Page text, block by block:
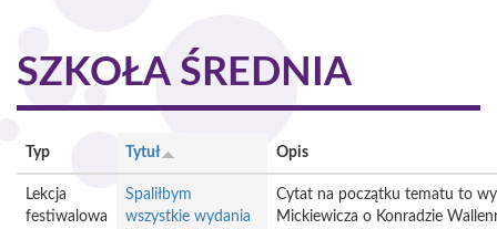
SZKOŁA ŚREDNIA
Typ Tytuł Opis
Lekcja
festiwalowa
Spaliłbym
wszystkie wydania
Cytat na początku tematu to
Mickiewicza o Konradzie